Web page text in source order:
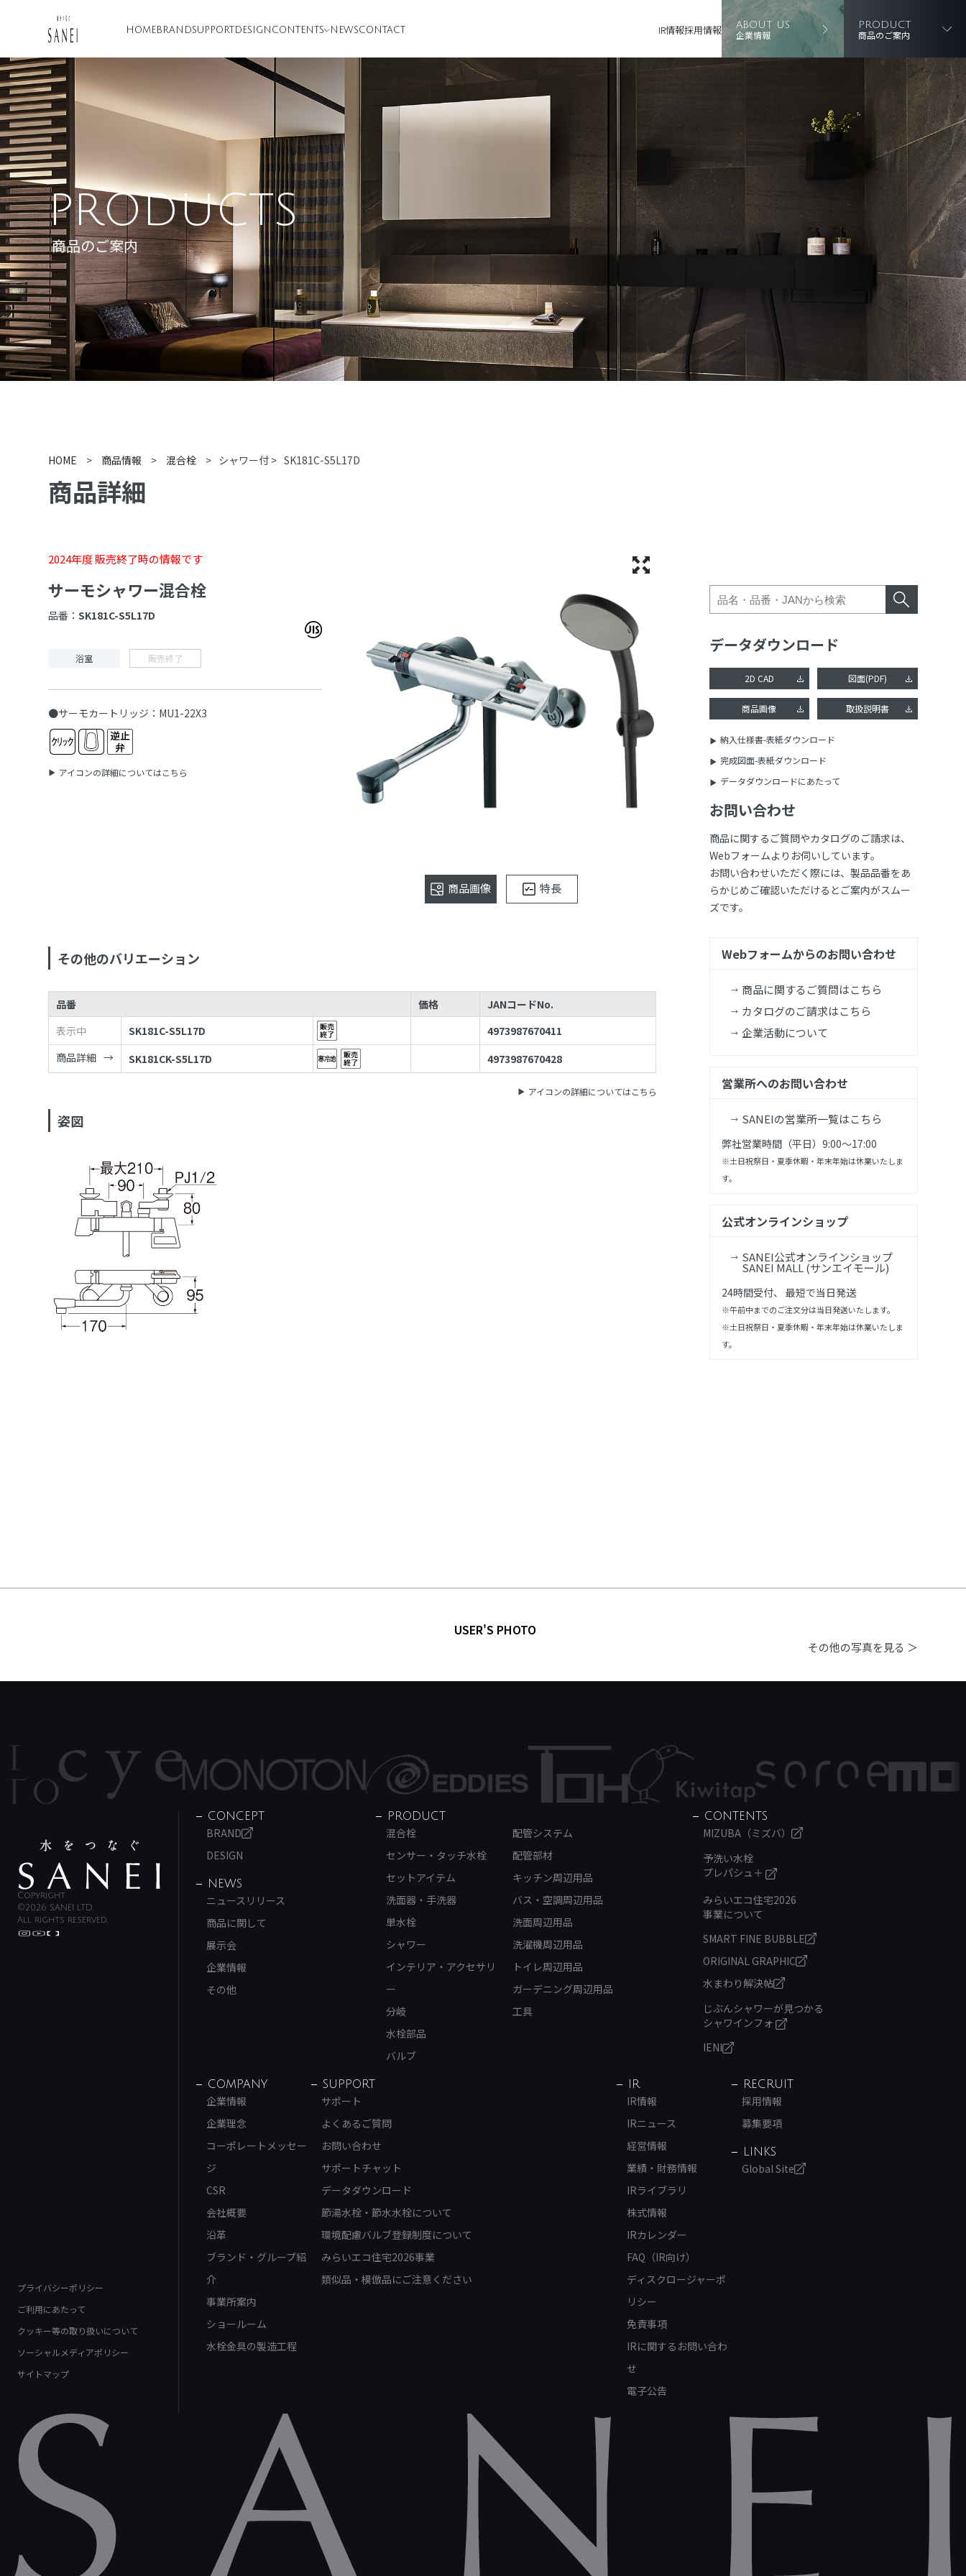
HOME BRANDSUPPORT DESIGN CONTENTS NEWSCONTACT IR情報採用情報 ABOUT US
企業情報
PRODUCT
商品のご案内
PRODUCTS
商品のご案内
HOME > 商品情報 > 混合栓 > シャワー付 > SK181C-S5L17D
商品詳細
2024年度 販売終了時の情報です
サーモシャワー混合栓
品番：SK181C-S5L17D
浴室 販売終了
●サーモカートリッジ：MU1-22X3
アイコンの詳細についてはこちら
商品画像 特長
その他のバリエーション
品番 価格
JANコードNo.
表示中
SK181C-S5L17D
4973987670411
商品詳細
SK181CK-S5L17D 4973987670428
アイコンの詳細についてはこちら
姿図
データダウンロード
2D CAD 図面(PDF)
商品画像 取扱説明書
納入仕様書-表紙ダウンロード
完成図面-表紙ダウンロード
データダウンロードにあたって
お問い合わせ
商品に関するご質問やカタログのご請求は、
Webフォームよりお伺いしています。
お問い合わせいただく際には、製品品番をあ
らかじめご確認いただけるとご案内がスムー
ズです。
Webフォームからのお問い合わせ
商品に関するご質問はこちら
カタログのご請求はこちら
企業活動について
営業所へのお問い合わせ
SANEIの営業所一覧はこちら
弊社営業時間（平日）9:00～17:00
※土日祝祭日・夏季休暇・年末年始は休業いたしま
す。
公式オンラインショップ
SANEI公式オンラインショップ
SANEI MALL (サンエイモール)
24時間受付、 最短で当日発送
※午前中までのご注文分は当日発送いたします。
※土日祝祭日・夏季休暇・年末年始は休業いたしま
す。
USER'S PHOTO
その他の写真を見る ＞
Copyright
©2026 SANEI LTD.
All rights reserved.
プライバシーポリシー
ご利用にあたって
クッキー等の取り扱いについて
ソーシャルメディアポリシー
サイトマップ
CONCEPT
BRAND
DESIGN
NEWS
ニュースリリース
商品に関して
展示会
企業情報
その他
PRODUCT
混合栓
センサー・タッチ水栓
セットアイテム
洗面器・手洗器
単水栓
シャワー
インテリア・アクセサリ
ー
分岐
水栓部品
バルブ
配管システム
配管部材
キッチン周辺用品
バス・空調周辺用品
洗面周辺用品
洗濯機周辺用品
トイレ周辺用品
ガーデニング周辺用品
工具
CONTENTS
MIZUBA（ミズバ）
予洗い水栓
プレパシュ＋
みらいエコ住宅2026
事業について
SMART FINE BUBBLE
ORIGINAL GRAPHIC
水まわり解決帖
じぶんシャワーが見つかる
シャワインフォ
IENI
COMPANY
企業情報
企業理念
コーポレートメッセー
ジ
CSR
会社概要
沿革
ブランド・グループ紹
介
事業所案内
ショールーム
水栓金具の製造工程
SUPPORT
サポート
よくあるご質問
お問い合わせ
サポートチャット
データダウンロード
節湯水栓・節水水栓について
環境配慮バルブ登録制度について
みらいエコ住宅2026事業
類似品・模倣品にご注意ください
IR
IR情報
IRニュース
経営情報
業績・財務情報
IRライブラリ
株式情報
IRカレンダー
FAQ（IR向け）
ディスクロージャーポ
リシー
免責事項
IRに関するお問い合わ
せ
電子公告
RECRUIT
採用情報
募集要項
LINKS
Global Site